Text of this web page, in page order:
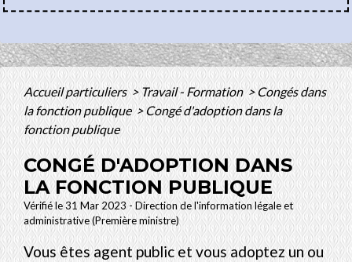
Accueil particuliers>Travail - Formation > Congés dans
la fonction publique> Congé d'adoption dans la
fonction publique
CONGÉ D'ADOPTION DANS
LA FONCTION PUBLIQUE
Vérifié le 31 Mar 2023 - Direction de l'information légale et
administrative (Première ministre)
Vous êtes agent public et vous adoptez un ou